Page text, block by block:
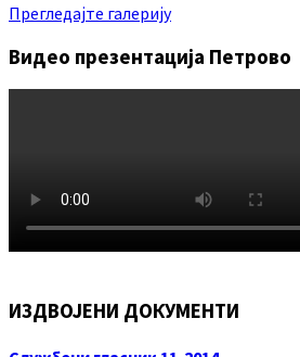
Прегледајте галерију
Видео презентација Петрово
ИЗДВОЈЕНИ ДОКУМЕНТИ